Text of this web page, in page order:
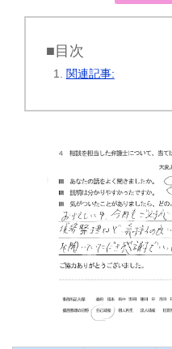
■目次
関連記事: